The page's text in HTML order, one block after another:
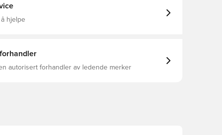
across the upper, these boots celebrate the Copa
Inside, a cushioned anatomical sockliner adds
technology
hjelpe
autorisert forhandler av ledende merker